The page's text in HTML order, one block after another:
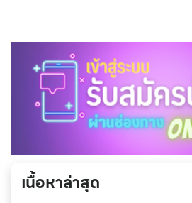
เนื้อหาล่าสุด